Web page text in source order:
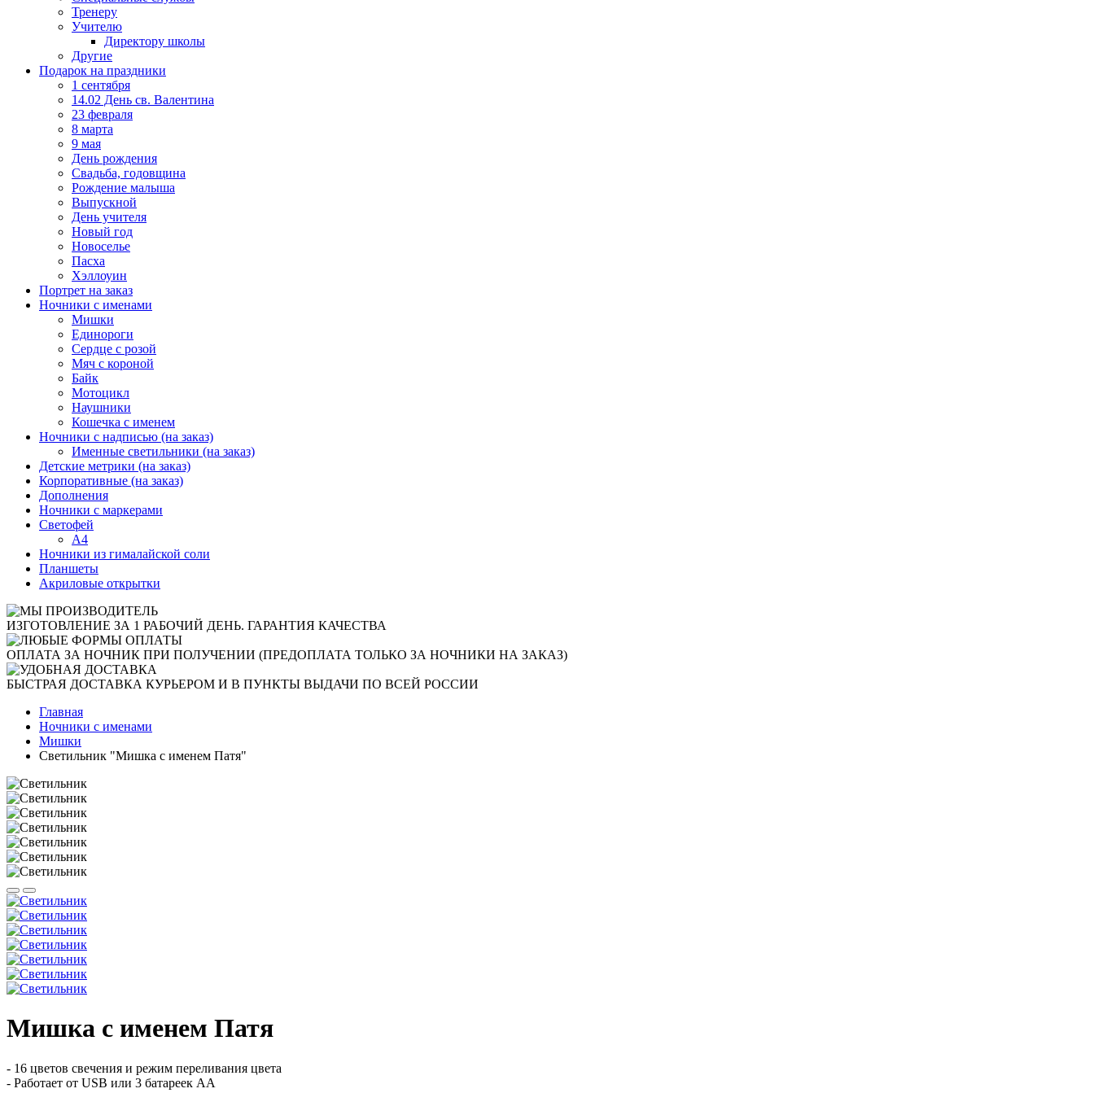
Тренеру
Учителю
Директору школы
Другие
Подарок на праздники
1 сентября
14.02 День св. Валентина
23 февраля
8 марта
9 мая
День рождения
Свадьба, годовщина
Рождение малыша
Выпускной
День учителя
Новый год
Новоселье
Пасха
Хэллоуин
Портрет на заказ
Ночники с именами
Мишки
Единороги
Сердце с розой
Мяч с короной
Байк
Мотоцикл
Наушники
Кошечка с именем
Ночники с надписью (на заказ)
Именные светильники (на заказ)
Детские метрики (на заказ)
Корпоративные (на заказ)
Дополнения
Ночники с маркерами
Светофей
А4
Ночники из гималайской соли
Планшеты
Акриловые открытки
ИЗГОТОВЛЕНИЕ ЗА 1 РАБОЧИЙ ДЕНЬ. ГАРАНТИЯ КАЧЕСТВА
ОПЛАТА ЗА НОЧНИК ПРИ ПОЛУЧЕНИИ (ПРЕДОПЛАТА ТОЛЬКО ЗА НОЧНИКИ НА ЗАКАЗ)
БЫСТРАЯ ДОСТАВКА КУРЬЕРОМ И В ПУНКТЫ ВЫДАЧИ ПО ВСЕЙ РОССИИ
Главная
Ночники с именами
Мишки
Светильник "Мишка с именем Патя"
Мишка с именем Патя
- 16 цветов свечения и режим переливания цвета
- Работает от USB или 3 батареек АА